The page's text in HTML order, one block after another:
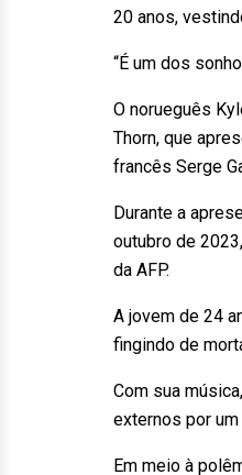
20 anos,
“É um dos
O norueguês
Thorn, que
francês Serge
Durante a
outubro de
da AFP.
A jovem de 24
fingindo de
Com sua
externos por
Em meio à